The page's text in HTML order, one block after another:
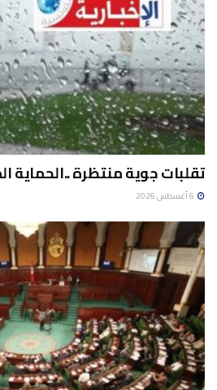
تقلبات جوية منتظرة ..الحماية